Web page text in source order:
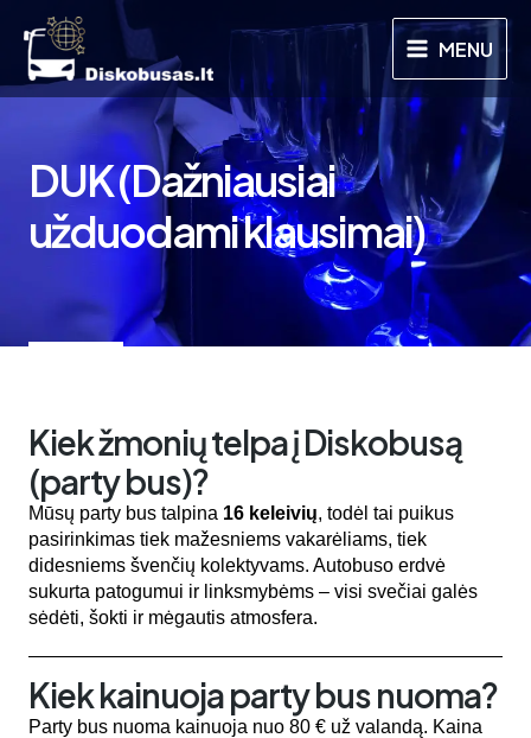
prie
turinio
Main
Menu
MENU
DUK (Dažniausiai
užduodami klausimai)
Kiek žmonių telpa į Diskobusą
(party bus)?
Mūsų party bus talpina 16 keleivių, todėl tai puikus
pasirinkimas tiek mažesniems vakarėliams, tiek
didesniems švenčių kolektyvams. Autobuso erdvė
sukurta patogumui ir linksmybėms – visi svečiai galės
sėdėti, šokti ir mėgautis atmosfera.
Kiek kainuoja party bus nuoma?
Party bus nuoma kainuoja nuo 80 € už valandą. Kaina